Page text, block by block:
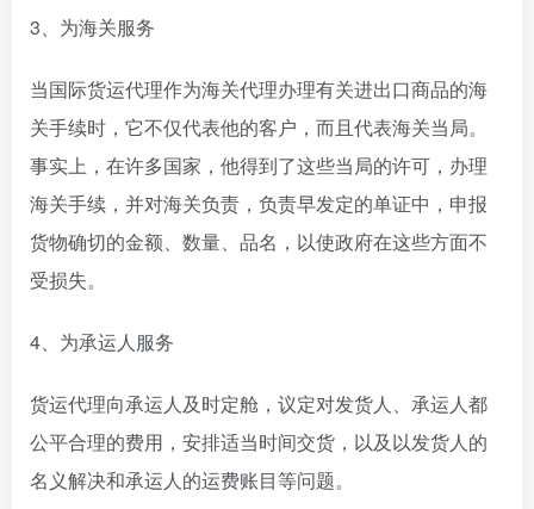
3、为海关服务
当国际货运代理作为海关代理办理有关进出口商品的海
关手续时，它不仅代表他的客户，而且代表海关当局。
事实上，在许多国家，他得到了这些当局的许可，办理
海关手续，并对海关负责，负责早发定的单证中，申报
货物确切的金额、数量、品名，以使政府在这些方面不
受损失。
4、为承运人服务
货运代理向承运人及时定舱，议定对发货人、承运人都
公平合理的费用，安排适当时间交货，以及以发货人的
名义解决和承运人的运费账目等问题。